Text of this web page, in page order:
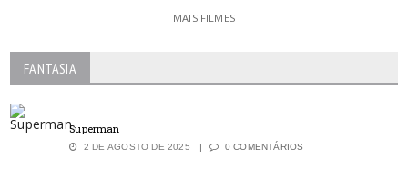
MAIS FILMES
FANTASIA
Superman
2 DE AGOSTO DE 2025 0 COMENTÁRIOS